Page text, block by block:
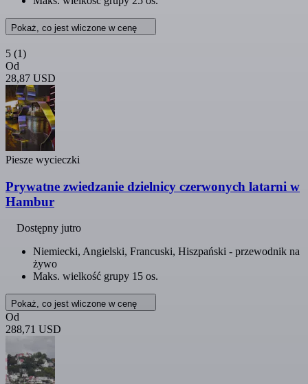
Pokaż, co jest wliczone w cenę
5 (1)
Od
28,87 USD
Piesze wycieczki
Prywatne zwiedzanie dzielnicy czerwonych latarni w
Hambur
Dostępny jutro
Niemiecki, Angielski, Francuski, Hiszpański - przewodnik na
żywo
Maks. wielkość grupy 15 os.
Pokaż, co jest wliczone w cenę
Od
288,71 USD